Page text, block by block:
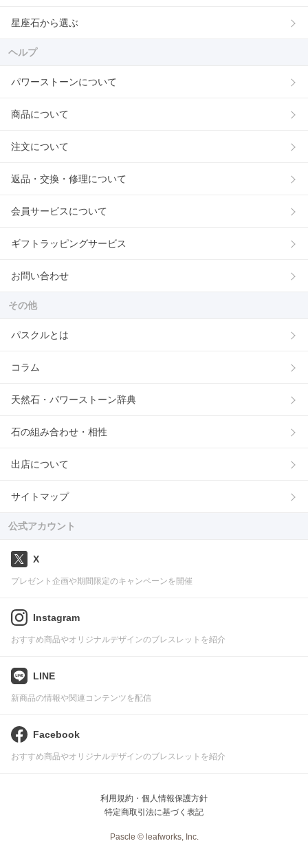
星座石から選ぶ
ヘルプ
パワーストーンについて
商品について
注文について
返品・交換・修理について
会員サービスについて
ギフトラッピングサービス
お問い合わせ
その他
パスクルとは
コラム
天然石・パワーストーン辞典
石の組み合わせ・相性
出店について
サイトマップ
公式アカウント
X
プレゼント企画や期間限定のキャンペーンを開催
Instagram
おすすめ商品やオリジナルデザインのブレスレットを紹介
LINE
新商品の情報や関連コンテンツを配信
Facebook
おすすめ商品やオリジナルデザインのブレスレットを紹介
利用規約・個人情報保護方針
特定商取引法に基づく表記
Pascle © leafworks, Inc.